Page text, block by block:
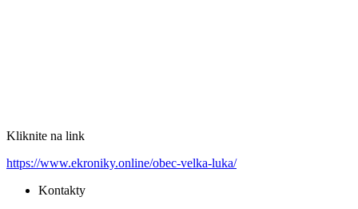
Kliknite na link
https://www.ekroniky.online/obec-velka-luka/
Kontakty